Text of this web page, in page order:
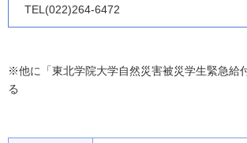
TEL(022)264-6472
※他に「東北学院大学自然災害被災学生緊急給
る